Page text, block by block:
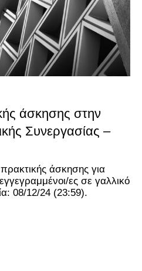
άσκησης στην
Συνεργασίας –
άσκησης για
ες σε γαλλικό
08/12/24 (23:59).